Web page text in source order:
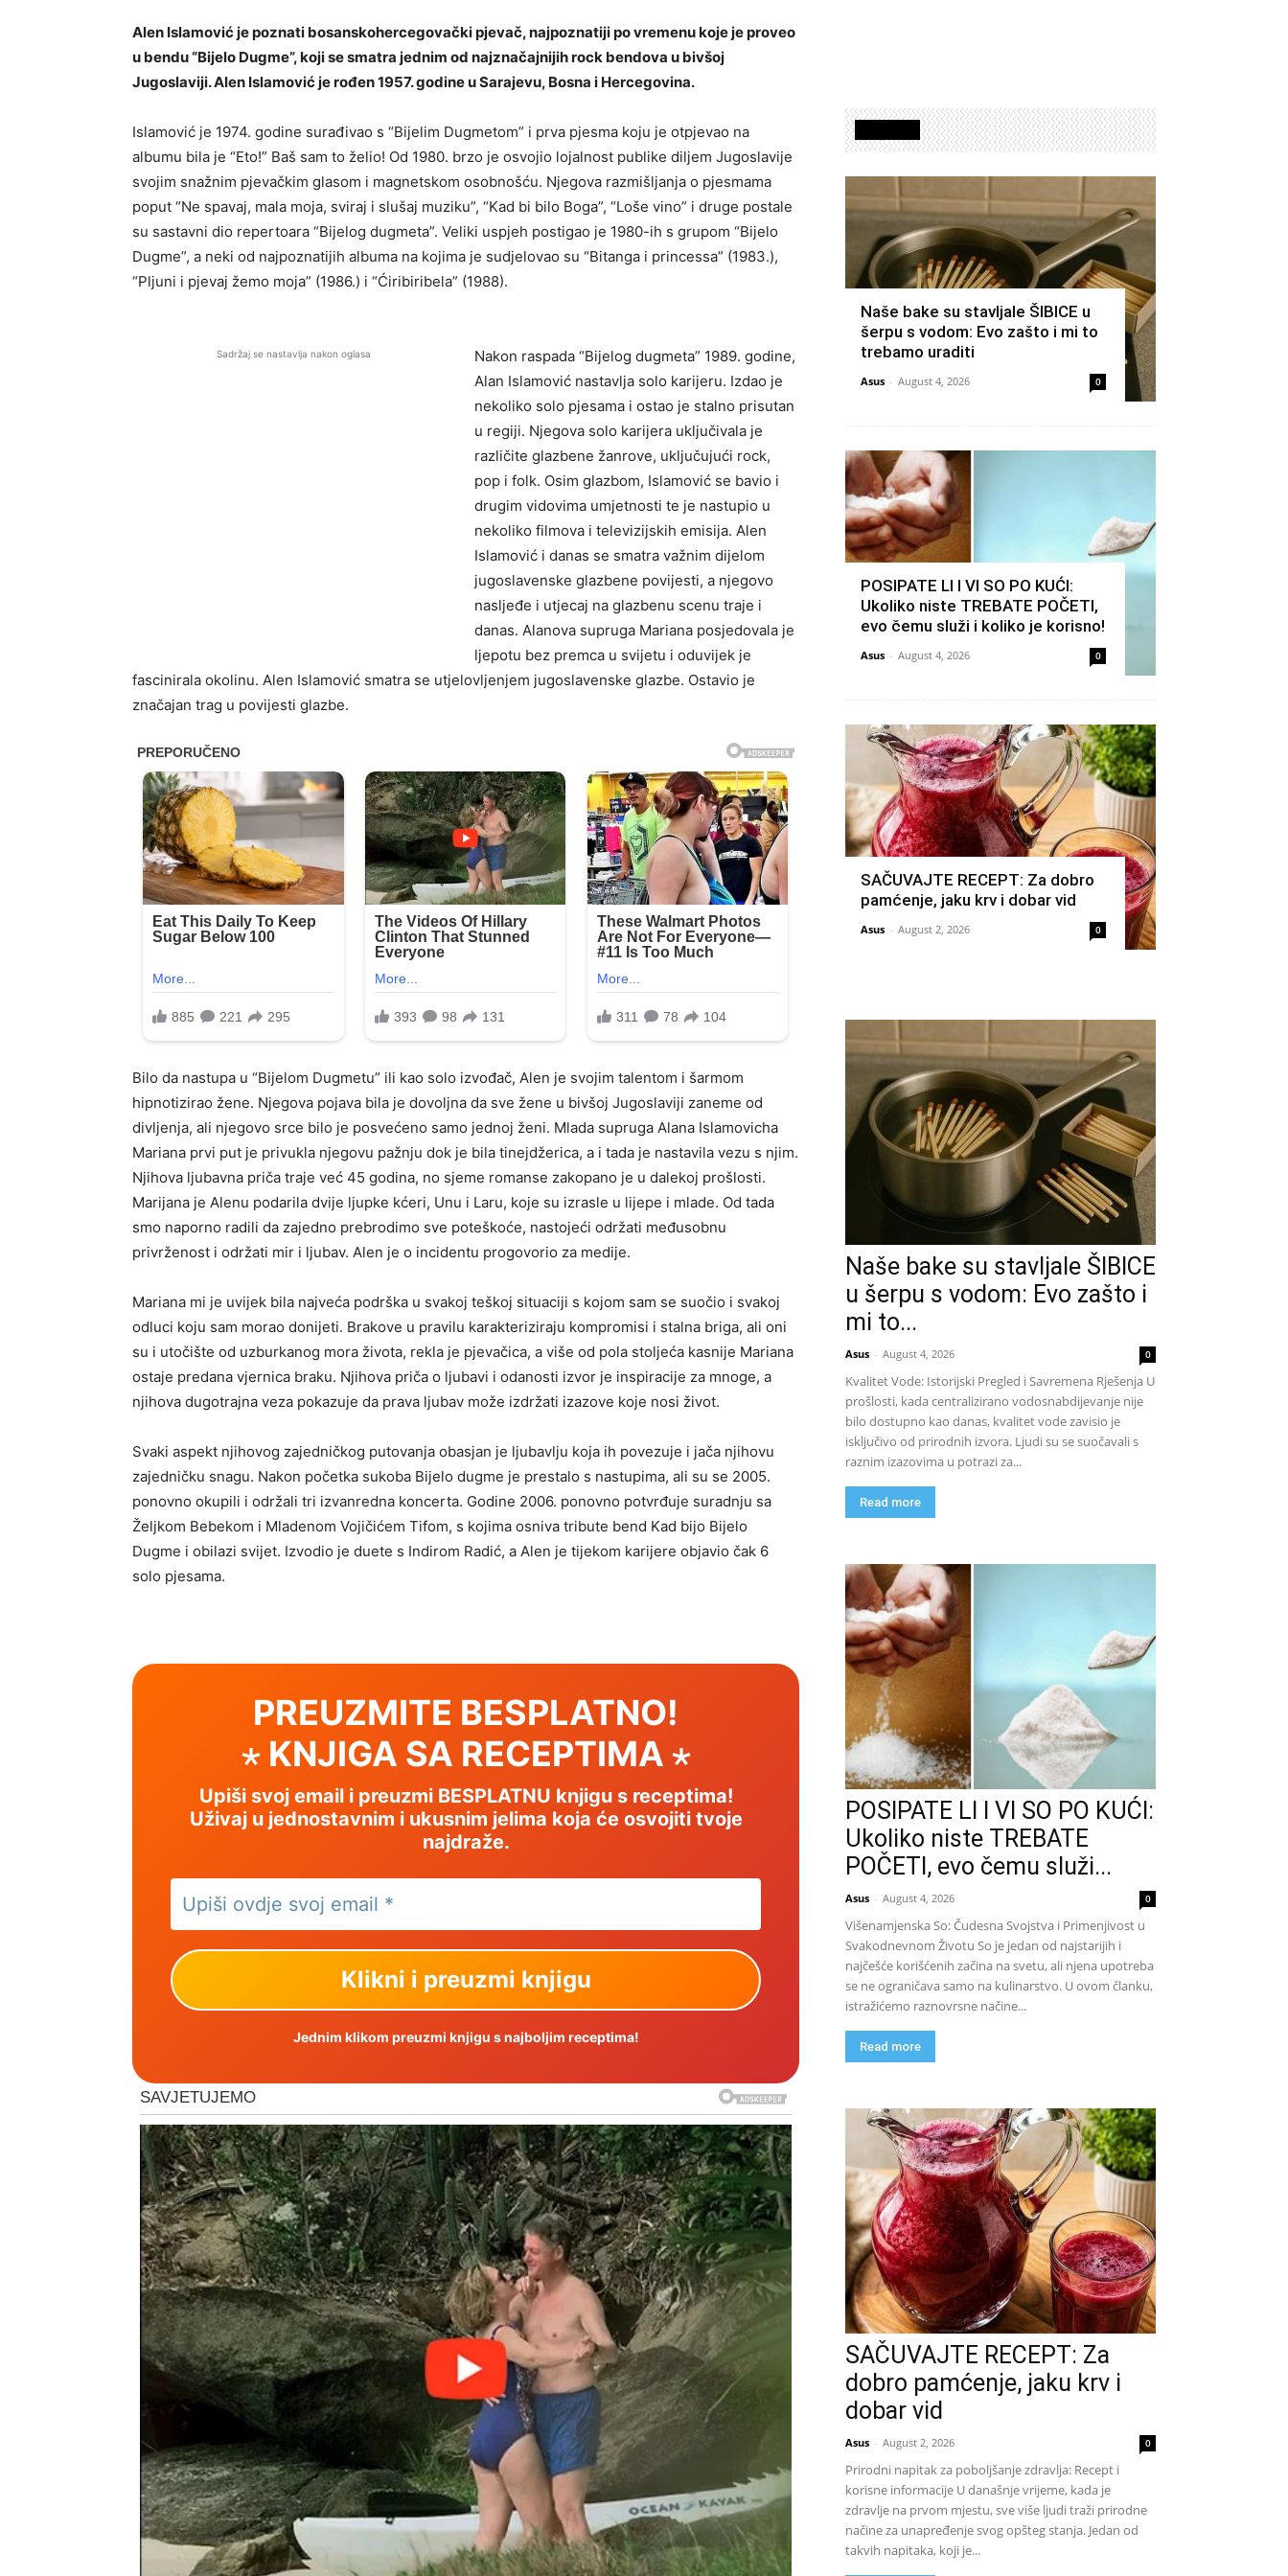
Alen Islamović je poznati bosanskohercegovački pjevač, najpoznatiji po vremenu koje je proveo
u bendu “Bijelo Dugme”, koji se smatra jednim od najznačajnijih rock bendova u bivšoj
Jugoslaviji. Alen Islamović je rođen 1957. godine u Sarajevu, Bosna i Hercegovina.
Islamović je 1974. godine surađivao s “Bijelim Dugmetom” i prva pjesma koju je otpjevao na
albumu bila je “Eto!” Baš sam to želio! Od 1980. brzo je osvojio lojalnost publike diljem Jugoslavije
svojim snažnim pjevačkim glasom i magnetskom osobnošću. Njegova razmišljanja o pjesmama
poput “Ne spavaj, mala moja, sviraj i slušaj muziku”, “Kad bi bilo Boga”, “Loše vino” i druge postale
su sastavni dio repertoara “Bijelog dugmeta”. Veliki uspjeh postigao je 1980-ih s grupom “Bijelo
Dugme”, a neki od najpoznatijih albuma na kojima je sudjelovao su “Bitanga i princessa” (1983.),
“Pljuni i pjevaj žemo moja” (1986.) i “Ćiribiribela” (1988).
Sadržaj se nastavlja nakon oglasa
Nakon raspada “Bijelog dugmeta” 1989. godine,
Alan Islamović nastavlja solo karijeru. Izdao je
nekoliko solo pjesama i ostao je stalno prisutan
u regiji. Njegova solo karijera uključivala je
različite glazbene žanrove, uključujući rock,
pop i folk. Osim glazbom, Islamović se bavio i
drugim vidovima umjetnosti te je nastupio u
nekoliko filmova i televizijskih emisija. Alen
Islamović i danas se smatra važnim dijelom
jugoslavenske glazbene povijesti, a njegovo
nasljeđe i utjecaj na glazbenu scenu traje i
danas. Alanova supruga Mariana posjedovala je
ljepotu bez premca u svijetu i oduvijek je
fascinirala okolinu. Alen Islamović smatra se utjelovljenjem jugoslavenske glazbe. Ostavio je
značajan trag u povijesti glazbe.
Bilo da nastupa u “Bijelom Dugmetu” ili kao solo izvođač, Alen je svojim talentom i šarmom
hipnotizirao žene. Njegova pojava bila je dovoljna da sve žene u bivšoj Jugoslaviji zaneme od
divljenja, ali njegovo srce bilo je posvećeno samo jednoj ženi. Mlada supruga Alana Islamovicha
Mariana prvi put je privukla njegovu pažnju dok je bila tinejdžerica, a i tada je nastavila vezu s njim.
Njihova ljubavna priča traje već 45 godina, no sjeme romanse zakopano je u dalekoj prošlosti.
Marijana je Alenu podarila dvije ljupke kćeri, Unu i Laru, koje su izrasle u lijepe i mlade. Od tada
smo naporno radili da zajedno prebrodimo sve poteškoće, nastojeći održati međusobnu
privrženost i održati mir i ljubav. Alen je o incidentu progovorio za medije.
Mariana mi je uvijek bila najveća podrška u svakoj teškoj situaciji s kojom sam se suočio i svakoj
odluci koju sam morao donijeti. Brakove u pravilu karakteriziraju kompromisi i stalna briga, ali oni
su i utočište od uzburkanog mora života, rekla je pjevačica, a više od pola stoljeća kasnije Mariana
ostaje predana vjernica braku. Njihova priča o ljubavi i odanosti izvor je inspiracije za mnoge, a
njihova dugotrajna veza pokazuje da prava ljubav može izdržati izazove koje nosi život.
Svaki aspekt njihovog zajedničkog putovanja obasjan je ljubavlju koja ih povezuje i jača njihovu
zajedničku snagu. Nakon početka sukoba Bijelo dugme je prestalo s nastupima, ali su se 2005.
ponovno okupili i održali tri izvanredna koncerta. Godine 2006. ponovno potvrđuje suradnju sa
Željkom Bebekom i Mladenom Vojičićem Tifom, s kojima osniva tribute bend Kad bijo Bijelo
Dugme i obilazi svijet. Izvodio je duete s Indirom Radić, a Alen je tijekom karijere objavio čak 6
solo pjesama.
PREUZMITE BESPLATNO!
⋆ KNJIGA SA RECEPTIMA ⋆
Upiši svoj email i preuzmi BESPLATNU knjigu s receptima!
Uživaj u jednostavnim i ukusnim jelima koja će osvojiti tvoje
najdraže.
Jednim klikom preuzmi knjigu s najboljim receptima!
Naše bake su stavljale ŠIBICE u
šerpu s vodom: Evo zašto i mi to
trebamo uraditi
Asus - August 4, 2026 0
POSIPATE LI I VI SO PO KUĆI:
Ukoliko niste TREBATE POČETI,
evo čemu služi i koliko je korisno!
Asus - August 4, 2026 0
SAČUVAJTE RECEPT: Za dobro
pamćenje, jaku krv i dobar vid
Asus - August 2, 2026 0
Naše bake su stavljale ŠIBICE
u šerpu s vodom: Evo zašto i
mi to...
Asus - August 4, 2026 0
Kvalitet Vode: Istorijski Pregled i Savremena Rješenja U
prošlosti, kada centralizirano vodosnabdijevanje nije
bilo dostupno kao danas, kvalitet vode zavisio je
isključivo od prirodnih izvora. Ljudi su se suočavali s
raznim izazovima u potrazi za...
Read more
POSIPATE LI I VI SO PO KUĆI:
Ukoliko niste TREBATE
POČETI, evo čemu služi...
Asus - August 4, 2026 0
Višenamjenska So: Čudesna Svojstva i Primenjivost u
Svakodnevnom Životu So je jedan od najstarijih i
najčešće korišćenih začina na svetu, ali njena upotreba
se ne ograničava samo na kulinarstvo. U ovom članku,
istražićemo raznovrsne načine...
Read more
SAČUVAJTE RECEPT: Za
dobro pamćenje, jaku krv i
dobar vid
Asus - August 2, 2026 0
Prirodni napitak za poboljšanje zdravlja: Recept i
korisne informacije U današnje vrijeme, kada je
zdravlje na prvom mjestu, sve više ljudi traži prirodne
načine za unapređenje svog opšteg stanja. Jedan od
takvih napitaka, koji je...